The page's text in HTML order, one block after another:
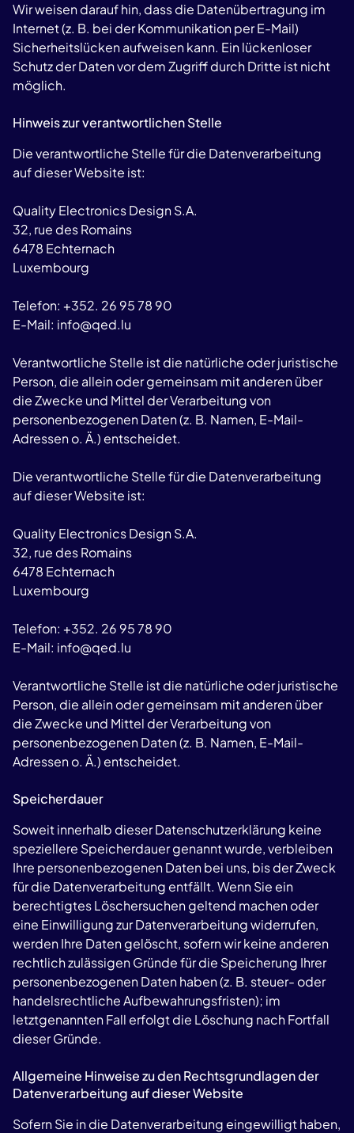
Wir weisen darauf hin, dass die Datenübertragung im
Internet (z. B. bei der Kommunikation per E-Mail)
Sicherheitslücken aufweisen kann. Ein lückenloser
Schutz der Daten vor dem Zugriff durch Dritte ist nicht
möglich.
Hinweis zur verantwortlichen Stelle
Die verantwortliche Stelle für die Datenverarbeitung
auf dieser Website ist:
Quality Electronics Design S.A.
32, rue des Romains
6478 Echternach
Luxembourg
Telefon: +352. 26 95 78 90
E-Mail: info@qed.lu
Verantwortliche Stelle ist die natürliche oder juristische
Person, die allein oder gemeinsam mit anderen über
die Zwecke und Mittel der Verarbeitung von
personenbezogenen Daten (z. B. Namen, E-Mail-
Adressen o. Ä.) entscheidet.
Die verantwortliche Stelle für die Datenverarbeitung
auf dieser Website ist:
Quality Electronics Design S.A.
32, rue des Romains
6478 Echternach
Luxembourg
Telefon: +352. 26 95 78 90
E-Mail: info@qed.lu
Verantwortliche Stelle ist die natürliche oder juristische
Person, die allein oder gemeinsam mit anderen über
die Zwecke und Mittel der Verarbeitung von
personenbezogenen Daten (z. B. Namen, E-Mail-
Adressen o. Ä.) entscheidet.
Speicherdauer
Soweit innerhalb dieser Datenschutzerklärung keine
speziellere Speicherdauer genannt wurde, verbleiben
Ihre personenbezogenen Daten bei uns, bis der Zweck
für die Datenverarbeitung entfällt. Wenn Sie ein
berechtigtes Löschersuchen geltend machen oder
eine Einwilligung zur Datenverarbeitung widerrufen,
werden Ihre Daten gelöscht, sofern wir keine anderen
rechtlich zulässigen Gründe für die Speicherung Ihrer
personenbezogenen Daten haben (z. B. steuer- oder
handelsrechtliche Aufbewahrungsfristen); im
letztgenannten Fall erfolgt die Löschung nach Fortfall
dieser Gründe.
Allgemeine Hinweise zu den Rechtsgrundlagen der
Datenverarbeitung auf dieser Website
Sofern Sie in die Datenverarbeitung eingewilligt haben,